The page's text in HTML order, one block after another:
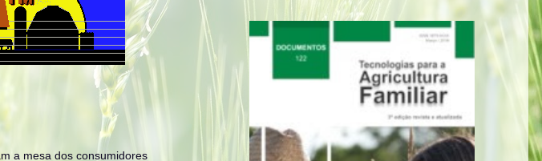
a mesa dos consumidores